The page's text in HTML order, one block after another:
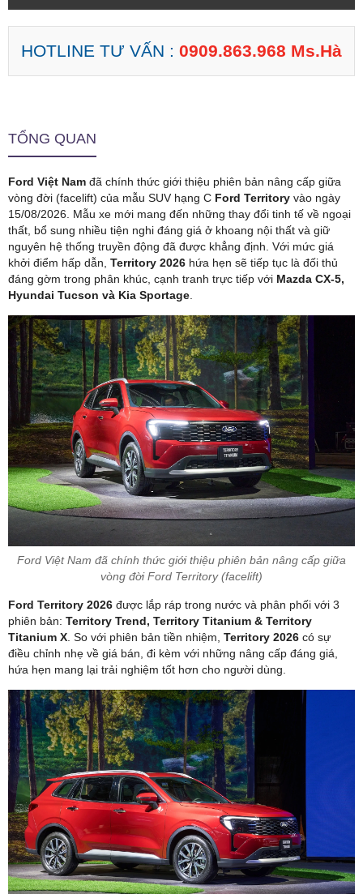
HOTLINE TƯ VẤN : 0909.863.968 Ms.Hà
TỔNG QUAN
Ford Việt Nam đã chính thức giới thiệu phiên bản nâng cấp giữa
vòng đời (facelift) của mẫu SUV hạng C Ford Territory vào ngày
15/08/2026. Mẫu xe mới mang đến những thay đổi tinh tế về ngoại
thất, bổ sung nhiều tiện nghi đáng giá ở khoang nội thất và giữ
nguyên hệ thống truyền động đã được khẳng định. Với mức giá
khởi điểm hấp dẫn, Territory 2026 hứa hẹn sẽ tiếp tục là đối thủ
đáng gờm trong phân khúc, cạnh tranh trực tiếp với Mazda CX-5,
Hyundai Tucson và Kia Sportage
Ford Việt Nam đã chính thức giới thiệu phiên bản nâng cấp giữa
vòng đời Ford Territory (facelift)
Ford Territory 2026 được lắp ráp trong nước và phân phối với 3
phiên bản: Territory Trend, Territory Titanium & Territory
Titanium X . So với phiên bản tiền nhiệm, Territory 2026 có sự
điều chỉnh nhẹ về giá bán, đi kèm với những nâng cấp đáng giá,
hứa hẹn mang lại trải nghiệm tốt hơn cho người dùng.